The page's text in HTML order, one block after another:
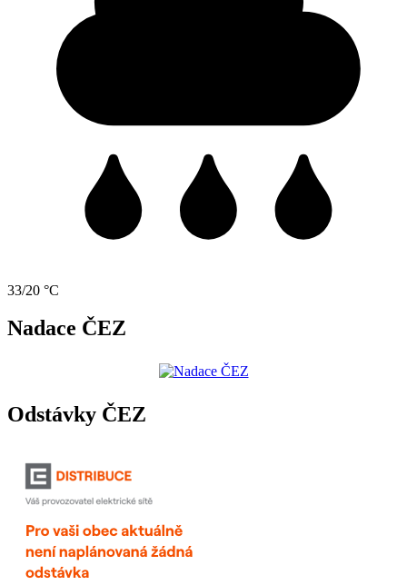
33/20 °C
Nadace ČEZ
Odstávky ČEZ